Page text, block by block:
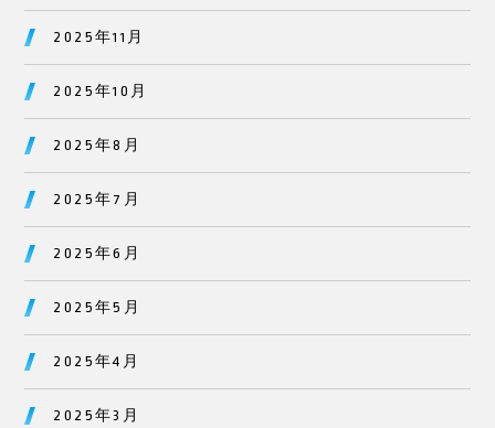
2025年11月
2025年10月
2025年8月
2025年7月
2025年6月
2025年5月
2025年4月
2025年3月